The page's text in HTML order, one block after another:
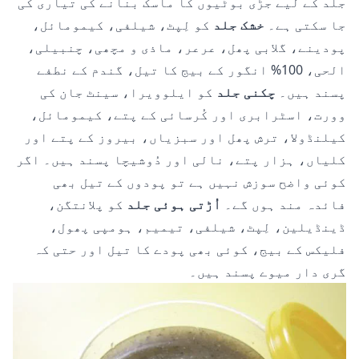
جا سکتی ہے۔ خشک جلد کو لِپٹ، شیلفی، کیمومائل،
پودینے، گلابی پھل، عرعر، ماذی و مچھی، چنبیلی،
الحی، 100% انگور کے بیج کا تیل، گندم کے نطفے
پسند ہیں۔ چکنی جلد کو ایلوویرا، سینٹ جان کی
وورت، اسٹرابری اور کُرسائی کے پتے، کیمومائل،
کیلنڈولا، ترش پھل اور سبزیاں، بیروز کے پتے اور
کلیاں، ہزار پتے، نالی اور دُوشیچا پسند ہیں۔ اگر
کوئی واضح سوزش نہیں ہے تو پودوں کے تیل بھی
فائدہ مند ہوں گے۔ اُڑتی ہوئی جلد کو پلانتگن،
ڈینڈیلین، لِپٹ، شیلفی، تیمیم، ہومپی پھول،
فلیکس کے بیج، کوئی بھی پودے کا تیل اور حتی کہ
گری دار میوے پسند ہیں۔